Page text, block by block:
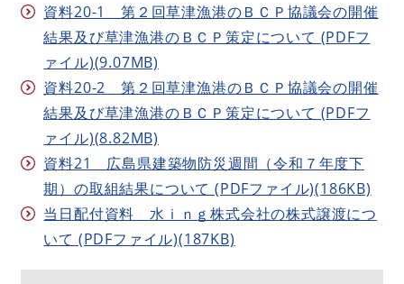
資料20-1 第２回草津漁港のＢＣＰ協議会の開催
結果及び草津漁港のＢＣＰ策定について (PDFフ
ァイル)(9.07MB)
資料20-2 第２回草津漁港のＢＣＰ協議会の開催
結果及び草津漁港のＢＣＰ策定について (PDFフ
ァイル)(8.82MB)
資料21 広島県建築物防災週間（令和７年度下
期）の取組結果について (PDFファイル)(186KB)
当日配付資料 水ｉｎｇ株式会社の株式譲渡につ
いて (PDFファイル)(187KB)